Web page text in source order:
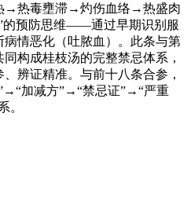
→热毒壅滞→灼伤血络→热盛肉
的预防思维——通过早期识别服
情恶化（吐脓血）。此条与第
构成桂枝汤的完整禁忌体系，
辨证精准。与前十八条合参，
加减方”→“禁忌证”→“严重
。